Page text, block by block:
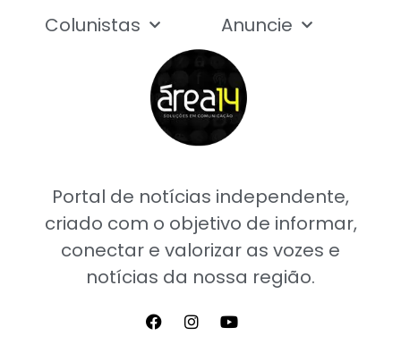
Portal de notícias independente,
criado com o objetivo de informar,
conectar e valorizar as vozes e
notícias da nossa região.
Colunistas
Anuncie